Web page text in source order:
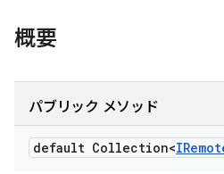
概要
パブリック メソッド
default Collection<